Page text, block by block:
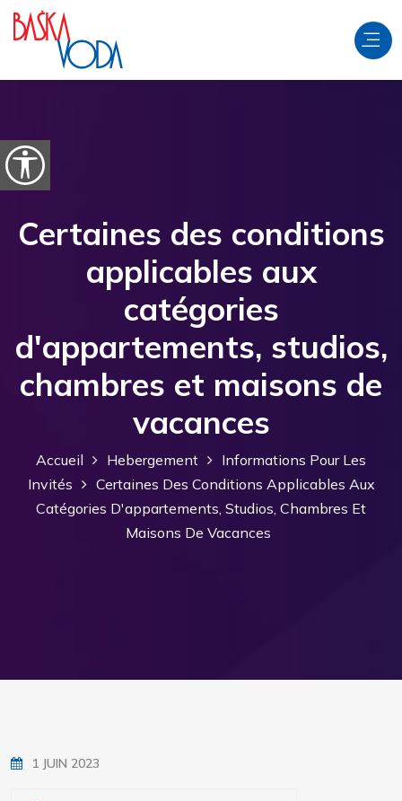
Aller au contenu
Ouvrir les options d'accessibilité
Certaines des conditions
applicables aux
catégories
d'appartements, studios,
chambres et maisons de
vacances
Accueil Hebergement
Informations Pour Les
Invités
Certaines Des Conditions Applicables Aux
Catégories D'appartements, Studios, Chambres Et
Maisons De Vacances
1 JUIN 2023